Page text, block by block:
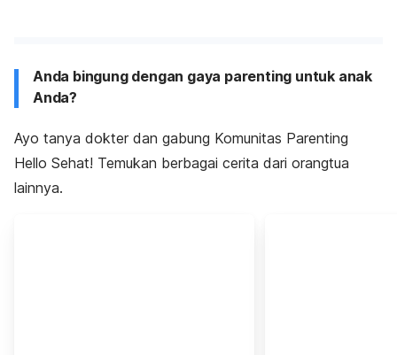
Anda bingung dengan gaya parenting untuk anak
Anda?
Ayo tanya dokter dan gabung Komunitas Parenting
Hello Sehat! Temukan berbagai cerita dari orangtua
lainnya.